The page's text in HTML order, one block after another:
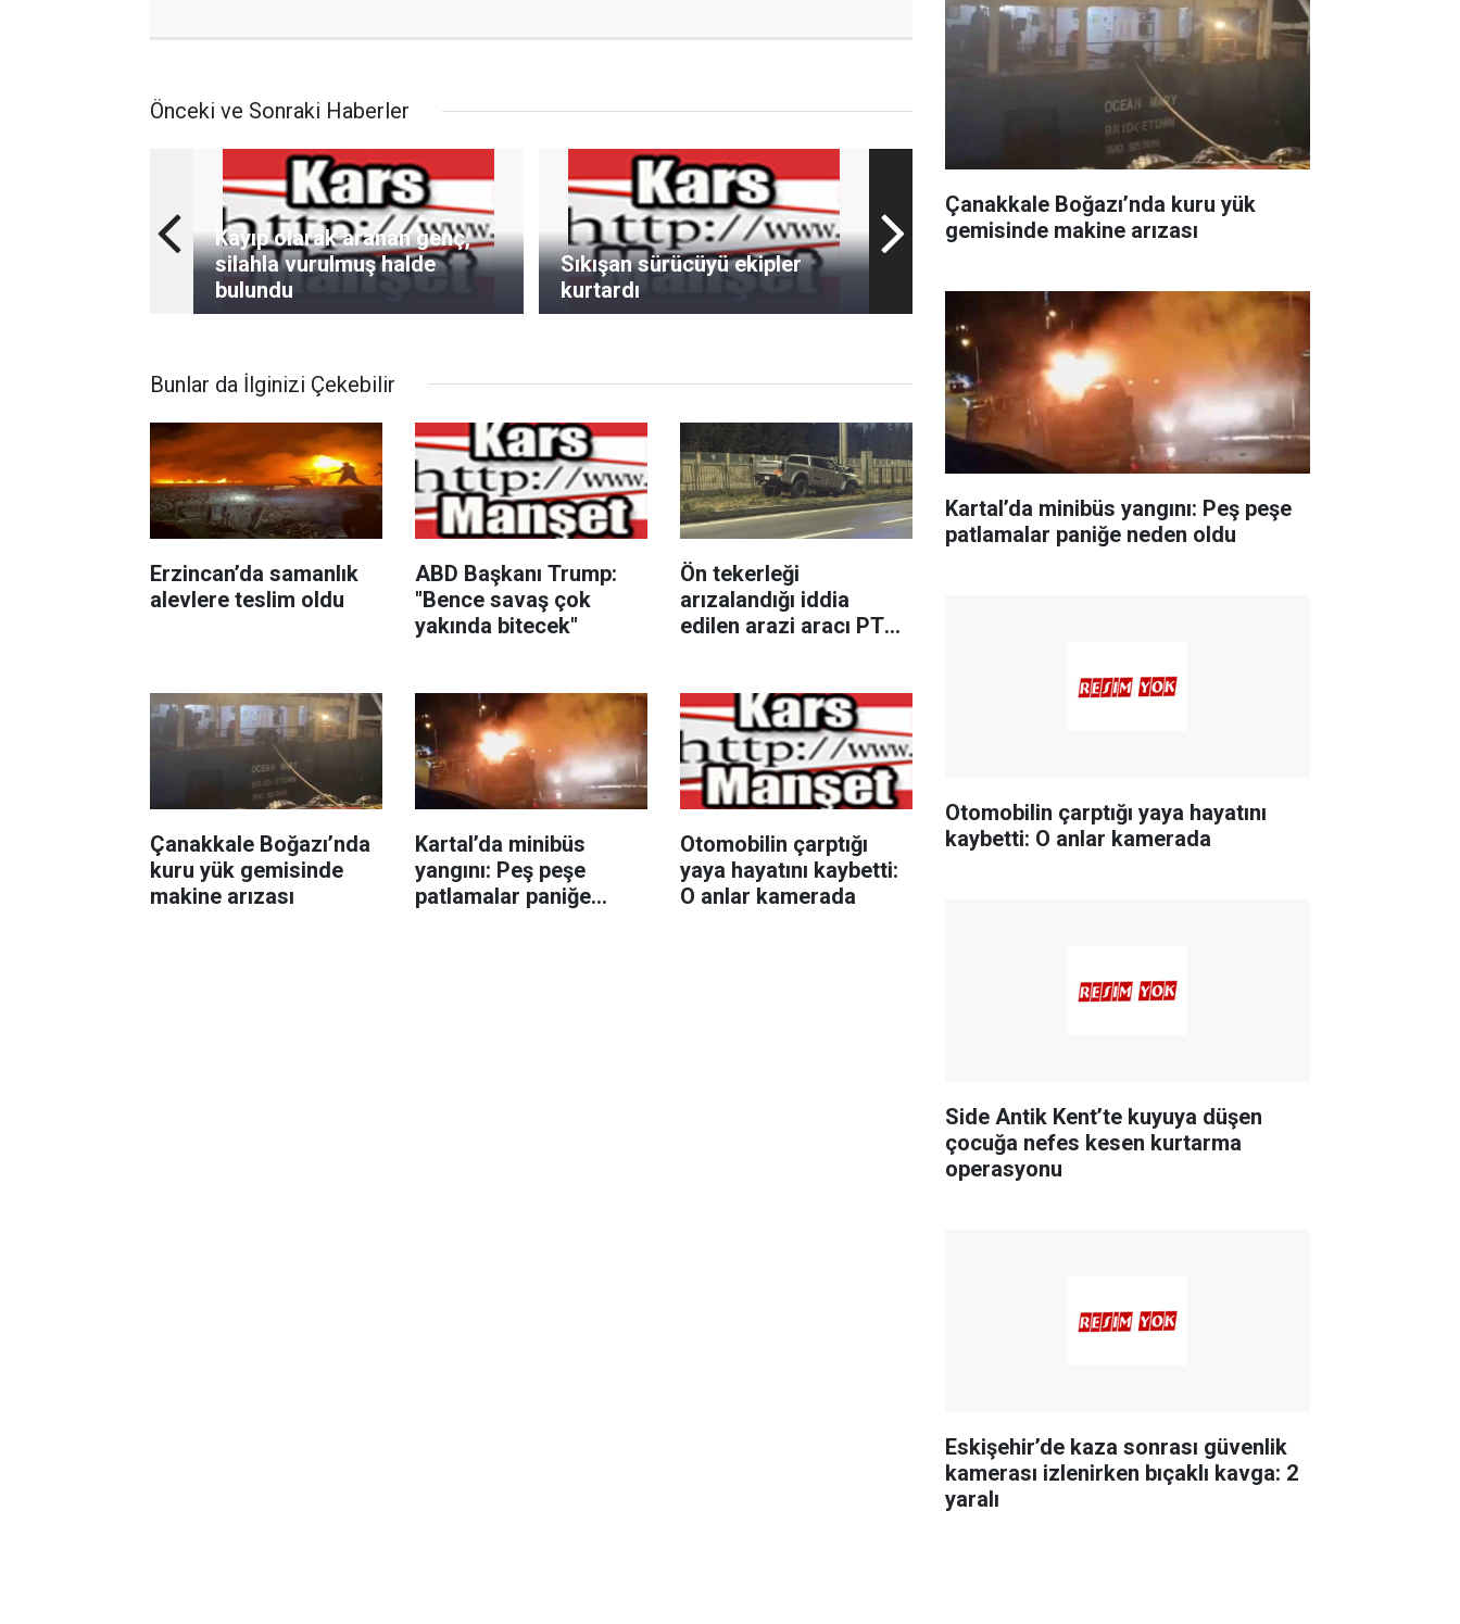
Önceki ve Sonraki Haberler
Kayıp olarak aranan genç,
silahla vurulmuş halde
bulundu
Sıkışan sürücüyü ekipler
kurtardı
Bunlar da İlginizi Çekebilir
Erzincan’da samanlık
alevlere teslim oldu
ABD Başkanı Trump:
"Bence savaş çok
yakında bitecek"
Ön tekerleği
arızalandığı iddia
edilen arazi aracı PTS
Çanakkale Boğazı’nda
kuru yük gemisinde
makine arızası
Kartal’da minibüs
yangını: Peş peşe
patlamalar paniğe
Otomobilin çarptığı
yaya hayatını kaybetti:
O anlar kamerada
Çanakkale Boğazı’nda kuru yük
gemisinde makine arızası
Kartal’da minibüs yangını: Peş peşe
patlamalar paniğe neden oldu
Otomobilin çarptığı yaya hayatını
kaybetti: O anlar kamerada
Side Antik Kent’te kuyuya düşen
çocuğa nefes kesen kurtarma
operasyonu
Eskişehir’de kaza sonrası güvenlik
kamerası izlenirken bıçaklı kavga: 2
yaralı